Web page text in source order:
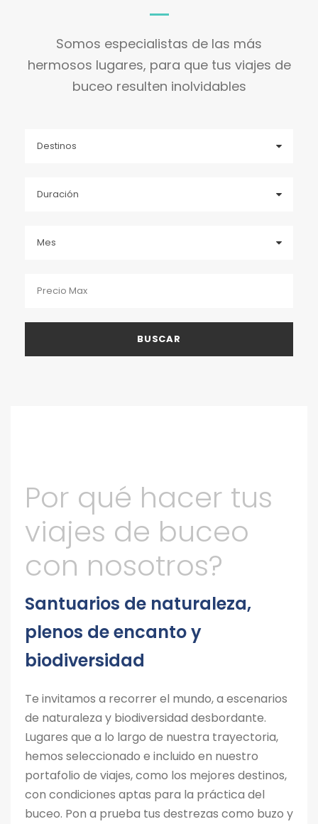
Somos especialistas de las más
hermosos lugares, para que tus viajes de
buceo resulten inolvidables
Por qué hacer tus
viajes de buceo
con nosotros?
Santuarios de naturaleza,
plenos de encanto y
biodiversidad
Te invitamos a recorrer el mundo, a escenarios
de naturaleza y biodiversidad desbordante.
Lugares que a lo largo de nuestra trayectoria,
hemos seleccionado e incluido en nuestro
portafolio de viajes, como los mejores destinos,
con condiciones aptas para la práctica del
buceo. Pon a prueba tus destrezas como buzo y